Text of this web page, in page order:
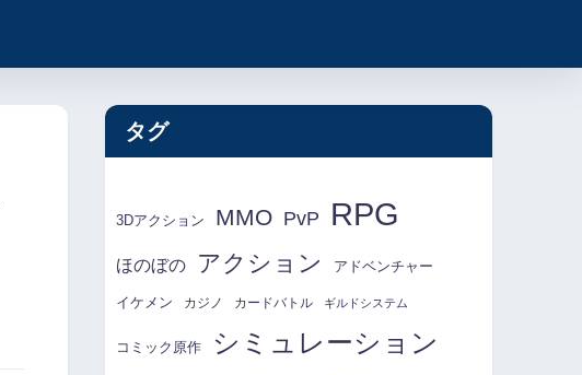
タグ
3Dアクション MMO PvP RPG
ほのぼの アクション アドベンチャー
イケメン カジノ カードバトル ギルドシステム
コミック原作 シミュレーション